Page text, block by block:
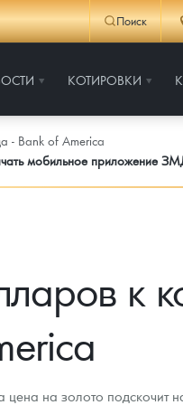
Поиск
КОТИРОВКИ
- Bank of America
мобильное приложение
к
цена на золото